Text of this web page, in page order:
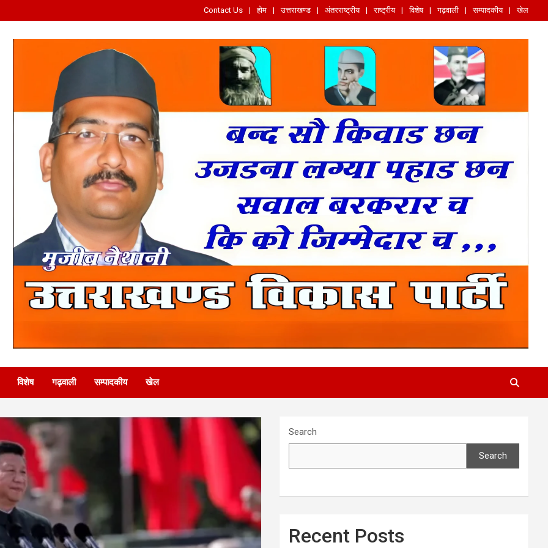
Contact Us होम उत्तराखण्ड अंतरराष्ट्रीय राष्ट्रीय विशेष गढ़वाली सम्पादकीय खेल
विशेष गढ़वाली सम्पादकीय खेल
Search
Search
Recent Posts